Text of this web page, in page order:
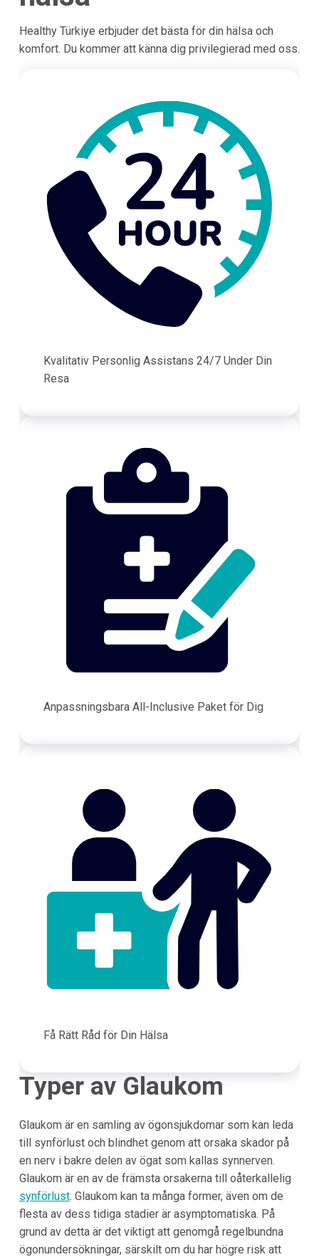
Healthy Türkiye erbjuder det bästa för din hälsa och
komfort. Du kommer att känna dig privilegierad med oss.
Kvalitativ Personlig Assistans 24/7 Under Din
Resa
Anpassningsbara All-Inclusive Paket för Dig
Få Rätt Råd för Din Hälsa
Typer av Glaukom
Glaukom är en samling av ögonsjukdomar som kan leda
till synförlust och blindhet genom att orsaka skador på
en nerv i bakre delen av ögat som kallas synnerven.
Glaukom är en av de främsta orsakerna till oåterkallelig
synförlust. Glaukom kan ta många former, även om de
flesta av dess tidiga stadier är asymptomatiska. På
grund av detta är det viktigt att genomgå regelbundna
ögonundersökningar, särskilt om du har högre risk att